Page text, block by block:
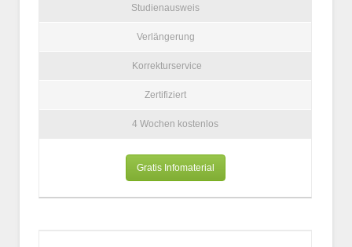
Studienausweis
Verlängerung
Korrekturservice
Zertifiziert
4 Wochen kostenlos
Gratis Infomaterial